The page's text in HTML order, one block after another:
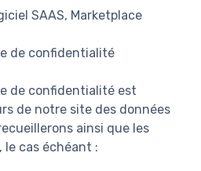
SAAS, Marketplace
de confidentialité
de confidentialité est
de notre site des données
ainsi que les
cas échéant :